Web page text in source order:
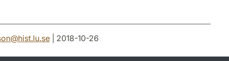
@hist.lu.se| 2018-10-26